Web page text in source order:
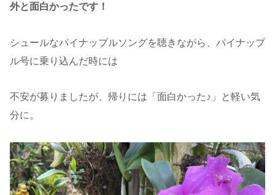
外と面白かったです！
シュールなパイナップルソングを聴きながら、パイナップ
ル号に乗り込んだ時には
不安が募りましたが、帰りには「面白かった♪」と軽い気
分に。